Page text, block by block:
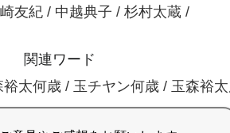
友紀 / 中越典子 / 杉村太蔵 /
関連ワード
太何歳 / 玉チヤン何歳 / 玉森裕